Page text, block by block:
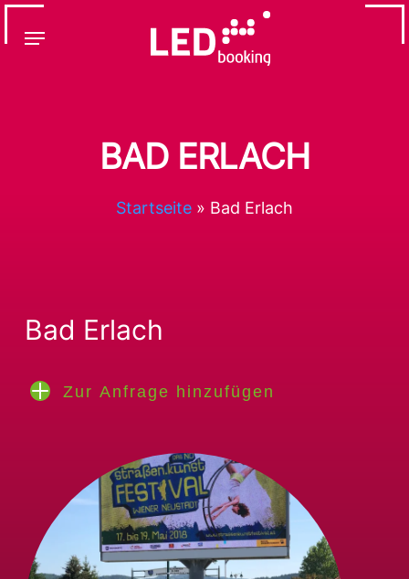
Skip
to
Menu
BAD ERLACH
Startseite» Bad Erlach
Bad Erlach
Zur Anfrage hinzufügen